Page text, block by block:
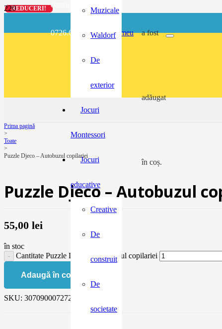
contact@buzunarel.ro
0726.697.486 meu a fost
adăugat
în coș.
Muzicale
Waldorf
De
exterior
Jocuri
Montessori
Jocuri
educative
Creative
De
construit
De
societate
Prima pagină
>
Toate
>
Puzzle Djeco – Autobuzul copilariei
Puzzle Djeco – Autobuzul
55,00 lei
în stoc
Cantitate Puzzle Djeco - Autobuzul copilariei
Adaugă în coș
SKU: 3070900072725
REDUCERI!
REDUCERI!
REDUCERI!
REDUCERI!